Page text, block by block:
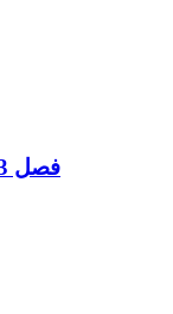
فصل 3 قسمت ۱0 سریال مرد عنکبوتی نهایی